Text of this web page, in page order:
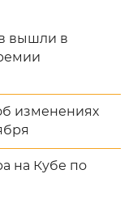
вышли в
изменениях
на Кубе по